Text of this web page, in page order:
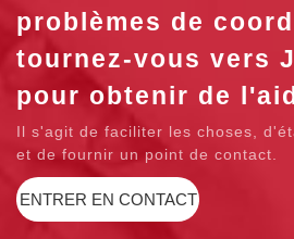
problèmes de
tournez-vous vers
pour obtenir de
Il s'agit de faciliter les choses,
et de fournir un point de contact.
ENTRER EN CONTACT